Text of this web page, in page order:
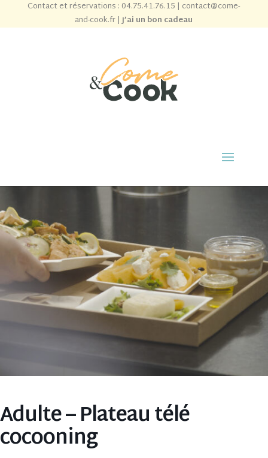
Contact et réservations : 04.75.41.76.15 | contact@come-
and-cook.fr|J’ai un bon cadeau
Adulte – Plateau télé
cocooning